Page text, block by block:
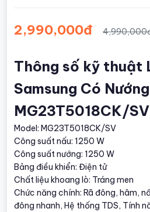
2,990,000đ
Thông số kỹ thuật
Samsung Có Nướng
MG23T5018CK/
Model: MG23T5018CK/SV
Công suất nấu: 1250 W
Công suất nướng: 1250 W
Bảng điều khiển: Điện tử
Chất liệu khoang lò: Tráng men
Chức năng chính: Rã đông, hâm,
đông nhanh, Hệ thống TDS, Tính